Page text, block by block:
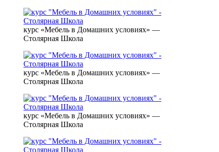
курс «Мебель в Домашних условиях» —
Столярная Школа
курс «Мебель в Домашних условиях» —
Столярная Школа
курс «Мебель в Домашних условиях» —
Столярная Школа